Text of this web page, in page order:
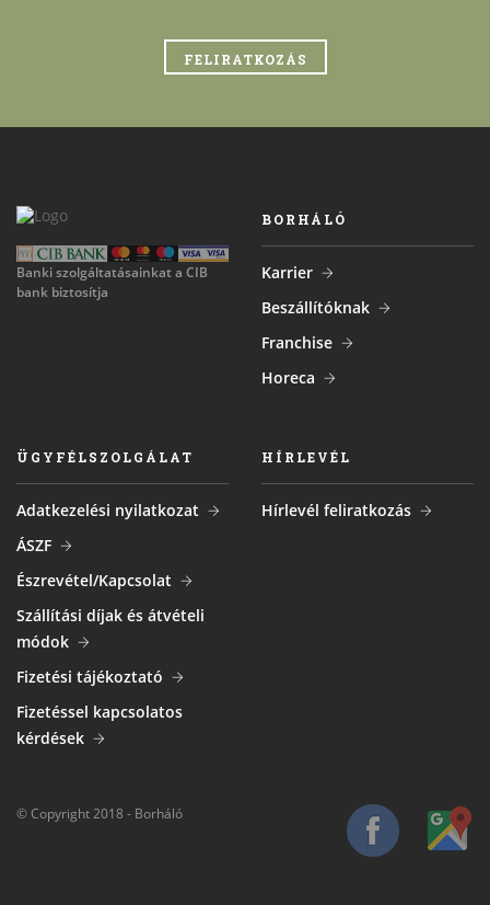
FELIRATKOZÁS
Banki szolgáltatásainkat a CIB
bank biztosítja
BORHÁLÓ
Karrier
Beszállítóknak
Franchise
Horeca
ÜGYFÉLSZOLGÁLAT
Adatkezelési nyilatkozat
ÁSZF
Észrevétel/Kapcsolat
Szállítási díjak és átvételi
módok
Fizetési tájékoztató
Fizetéssel kapcsolatos
kérdések
HÍRLEVÉL
Hírlevél feliratkozás
© Copyright 2018 - Borháló